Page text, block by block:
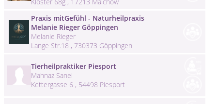
Kloster 68g , 17213 Malchow
Praxis mitGefühl - Naturheilpraxis
Melanie Rieger Göppingen
Melanie Rieger
Lange Str.18 , 730373 Göppingen
Tierheilpraktiker Piesport
Mahnaz Sanei
Kettergasse 6 , 54498 Piesport